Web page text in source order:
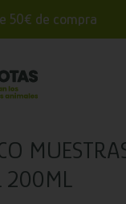
50€ de compra
200ML